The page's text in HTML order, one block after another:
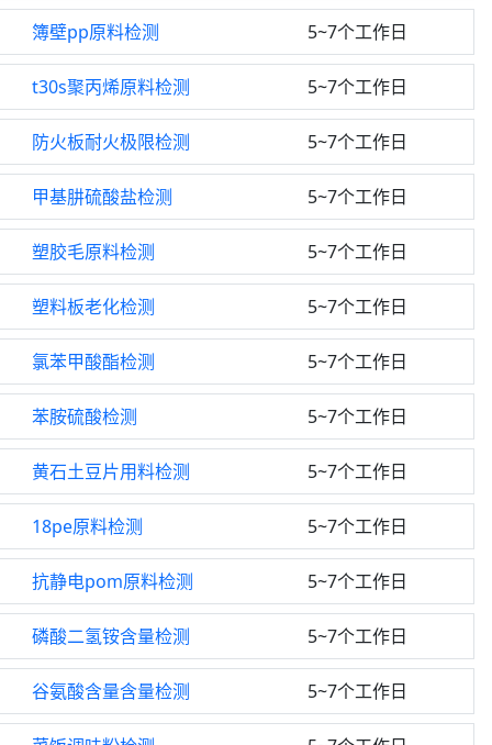
簿壁pp原料检测 5~7个工作日
t30s聚丙烯原料检测 5~7个工作日
防火板耐火极限检测 5~7个工作日
甲基肼硫酸盐检测 5~7个工作日
塑胶毛原料检测 5~7个工作日
塑料板老化检测 5~7个工作日
氯苯甲酸酯检测 5~7个工作日
苯胺硫酸检测 5~7个工作日
黄石土豆片用料检测 5~7个工作日
18pe原料检测 5~7个工作日
抗静电pom原料检测 5~7个工作日
磷酸二氢铵含量检测 5~7个工作日
谷氨酸含量含量检测 5~7个工作日